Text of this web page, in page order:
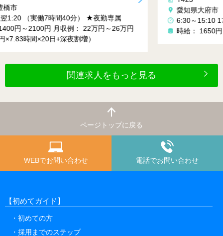
6:30～15:10 17:10～1:50 ※時差あり
時給： 1650円～2063円(規定あり)
月収例： 33万～
関連求人をもっと見る
ページトップに戻る
WEBでお問い合わせ 電話でお問い合わせ
【初めてガイド】
初めての方
採用までのステップ